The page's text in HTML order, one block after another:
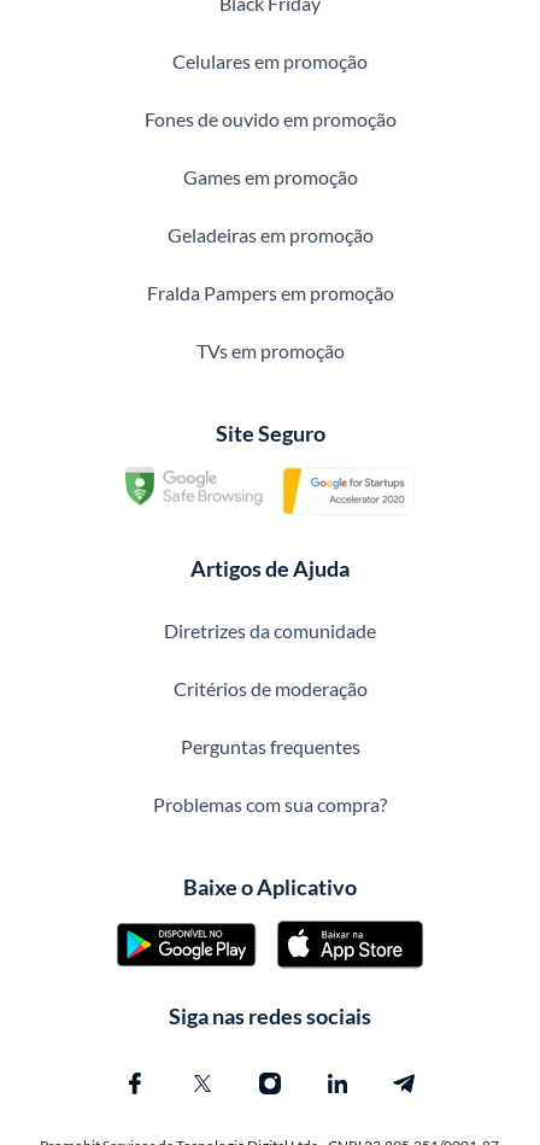
Celulares em promoção
Fones de ouvido em promoção
Games em promoção
Geladeiras em promoção
Fralda Pampers em promoção
TVs em promoção
Site Seguro
Artigos de Ajuda
Diretrizes da comunidade
Critérios de moderação
Perguntas frequentes
Problemas com sua compra?
Baixe o Aplicativo
Siga nas redes sociais